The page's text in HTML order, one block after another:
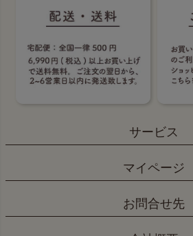
サービス
マイページ
お問合せ先